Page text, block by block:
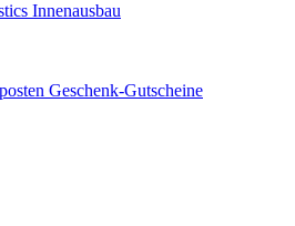
Innenausbau
Geschenk-Gutscheine